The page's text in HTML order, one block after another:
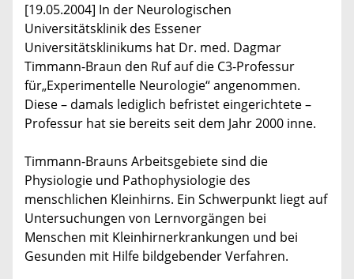
[19.05.2004] In der Neurologischen
Universitätsklinik des Essener
Universitätsklinikums hat Dr. med. Dagmar
Timmann-Braun den Ruf auf die C3-Professur
für„Experimentelle Neurologie“ angenommen.
Diese – damals lediglich befristet eingerichtete –
Professur hat sie bereits seit dem Jahr 2000 inne.
Timmann-Brauns Arbeitsgebiete sind die
Physiologie und Pathophysiologie des
menschlichen Kleinhirns. Ein Schwerpunkt liegt auf
Untersuchungen von Lernvorgängen bei
Menschen mit Kleinhirnerkrankungen und bei
Gesunden mit Hilfe bildgebender Verfahren.